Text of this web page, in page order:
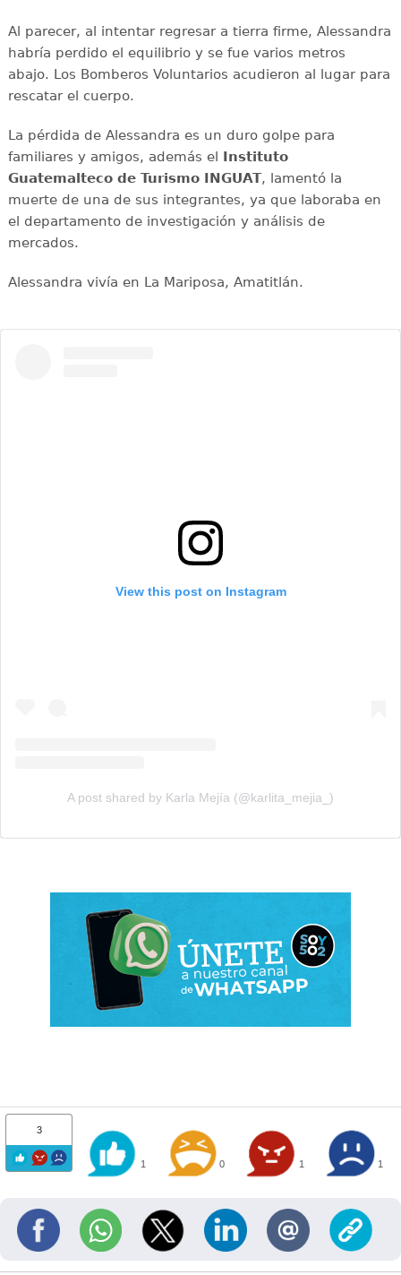
Al parecer, al intentar regresar a tierra firme, Alessandra
habría perdido el equilibrio y se fue varios metros
abajo. Los Bomberos Voluntarios acudieron al lugar para
rescatar el cuerpo.
La pérdida de Alessandra es un duro golpe para
familiares y amigos, además el Instituto
Guatemalteco de Turismo INGUAT, lamentó la
muerte de una de sus integrantes, ya que laboraba en
el departamento de investigación y análisis de
mercados.
Alessandra vivía en La Mariposa, Amatitlán.
View this post on Instagram
A post shared by Karla Mejía (@karlita_mejia_)
3
1 0 1 1